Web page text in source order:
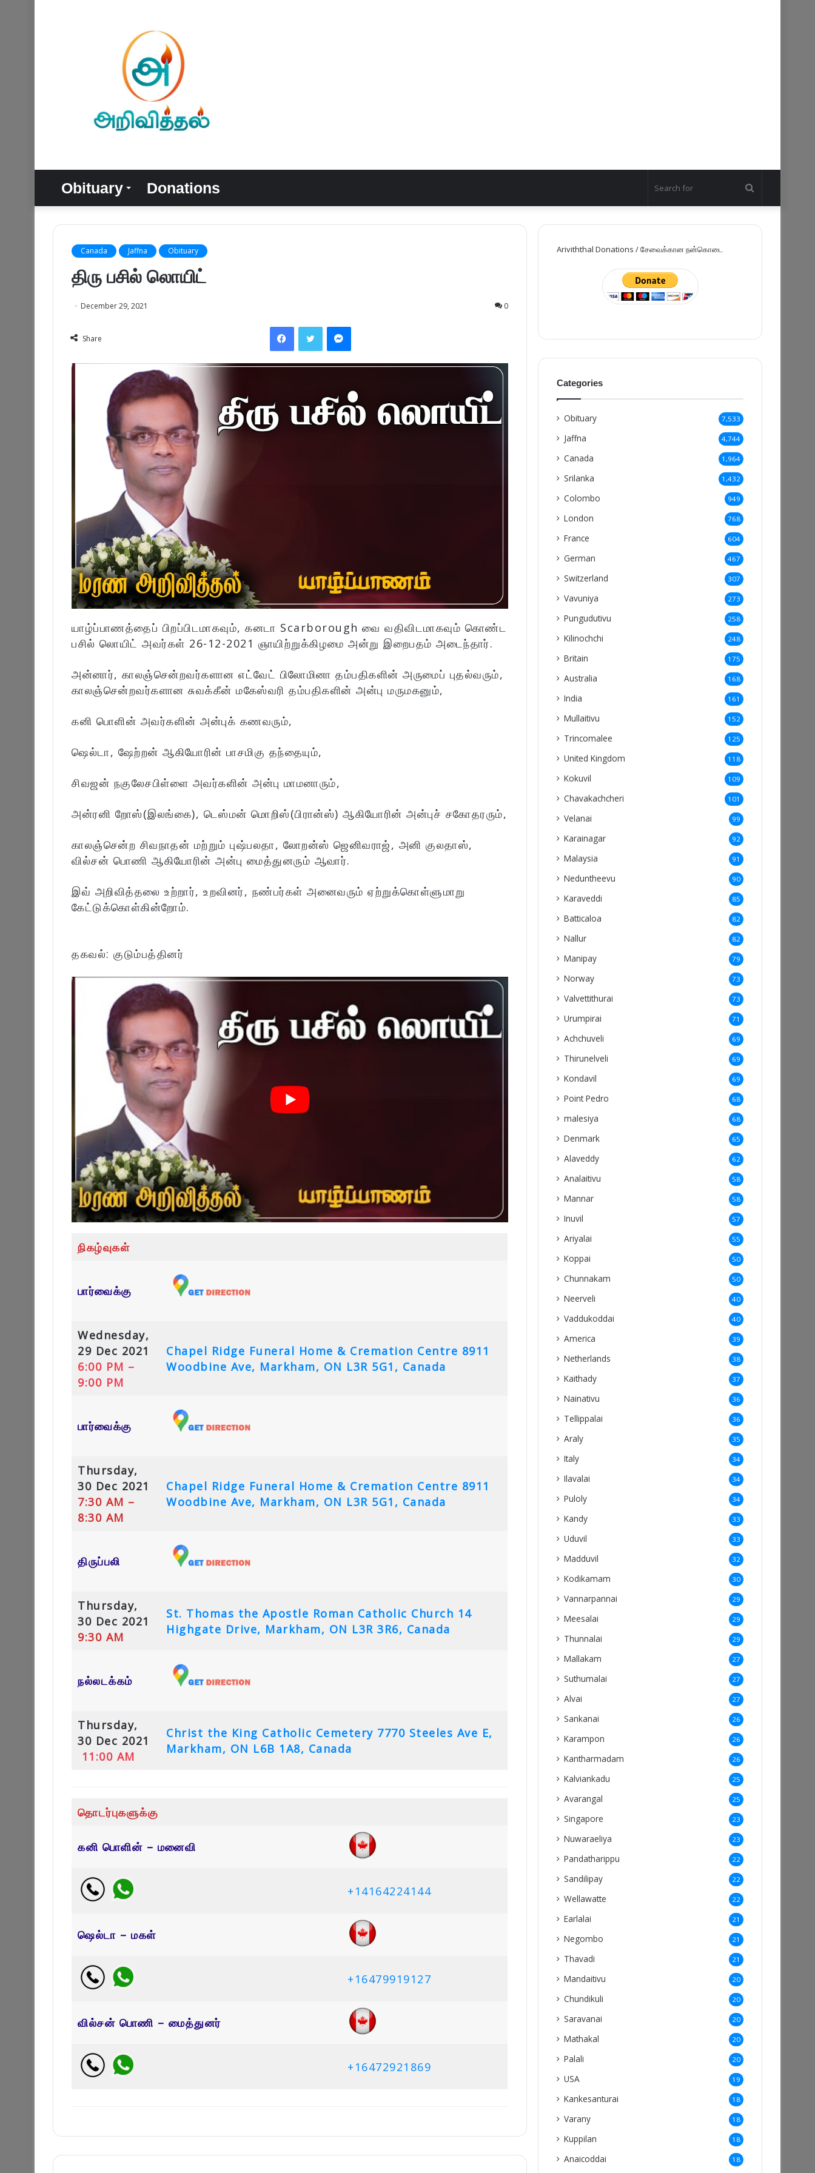
Obituary Donations
for
Canada Jaffna Obituary
திரு பசில் லொயிட்
December 29, 2021 0
Share
FacebookTwitter Messenger
யாழ்ப்பாணத்தைப் பிறப்பிடமாகவும், கனடா Scarborough வை வதிவிடமாகவும் கொண்ட
பசில் லொயிட் அவர்கள் 26-12-2021 ஞாயிற்றுக்கிழமை அன்று இறைபதம் அடைந்தார்.
அன்னார், காலஞ்சென்றவர்களான எட்வேட் பிலோமினா தம்பதிகளின் அருமைப் புதல்வரும்,
காலஞ்சென்றவர்களான சுவக்கீன் மகேஸ்வரி தம்பதிகளின் அன்பு மருமகனும்,
கனி பொளின் அவர்களின் அன்புக் கணவரும்,
ஷெல்டா, ஷேற்றன் ஆகியோரின் பாசமிகு தந்தையும்,
சிவஜன் நகுலேசபிள்ளை அவர்களின் அன்பு மாமனாரும்,
அன்ரனி றோஸ்(இலங்கை), டெஸ்மன் மொறிஸ்(பிரான்ஸ்) ஆகியோரின் அன்புச் சகோதரரும்,
காலஞ்சென்ற சிவநாதன் மற்றும் புஷ்பலதா, லோறன்ஸ் ஜெனிவராஜ், அனி குலதாஸ்,
வில்சன் பொணி ஆகியோரின் அன்பு மைத்துனரும் ஆவார்.
இவ் அறிவித்தலை உற்றார், உறவினர், நண்பர்கள் அனைவரும் ஏற்றுக்கொள்ளுமாறு
கேட்டுக்கொள்கின்றோம்.
தகவல்: குடும்பத்தினர்
நிகழ்வுகள்
பார்வைக்கு
Wednesday,
29 Dec 2021
6:00 PM –
9:00 PM
Chapel Ridge Funeral Home & Cremation Centre 8911
Woodbine Ave, Markham, ON L3R 5G1, Canada
பார்வைக்கு
Thursday,
30 Dec 2021
7:30 AM –
8:30 AM
Chapel Ridge Funeral Home & Cremation Centre 8911
Woodbine Ave, Markham, ON L3R 5G1, Canada
திருப்பலி
Thursday,
30 Dec 2021
9:30 AM
St. Thomas the Apostle Roman Catholic Church 14
Highgate Drive, Markham, ON L3R 3R6, Canada
நல்லடக்கம்
Thursday,
30 Dec 2021
11:00 AM
Christ the King Catholic Cemetery 7770 Steeles Ave E,
Markham, ON L6B 1A8, Canada
தொடர்புகளுக்கு
கனி பொளின் – மனைவி
+14164224144
ஷெல்டா – மகள்
+16479919127
வில்சன் பொணி – மைத்துனர்
+16472921869
Ariviththal Donations / சேவைக்கான நன்கொடை
Categories
Obituary 7,533
Jaffna 4,744
Canada 1,964
Srilanka 1,432
Colombo 949
London 768
France 604
German 467
Switzerland 307
Vavuniya 273
Pungudutivu 258
Kilinochchi 248
Britain 175
Australia 168
India 161
Mullaitivu 152
Trincomalee 125
United Kingdom 118
Kokuvil 109
Chavakachcheri 101
Velanai 99
Karainagar 92
Malaysia 91
Neduntheevu 90
Karaveddi 85
Batticaloa 82
Nallur 82
Manipay 79
Norway 73
Valvettithurai 73
Urumpirai 71
Achchuveli 69
Thirunelveli 69
Kondavil 69
Point Pedro 68
malesiya 68
Denmark 65
Alaveddy 62
Analaitivu 58
Mannar 58
Inuvil 57
Ariyalai 55
Koppai 50
Chunnakam 50
Neerveli 40
Vaddukoddai 40
America 39
Netherlands 38
Kaithady 37
Nainativu 36
Tellippalai 36
Araly 35
Italy 34
Ilavalai 34
Puloly 34
Kandy 33
Uduvil 33
Madduvil 32
Kodikamam 30
Vannarpannai 29
Meesalai 29
Thunnalai 29
Mallakam 27
Suthumalai 27
Alvai 27
Sankanai 26
Karampon 26
Kantharmadam 26
Kalviankadu 25
Avarangal 25
Singapore 23
Nuwaraeliya 23
Pandatharippu 22
Sandilipay 22
Wellawatte 22
Earlalai 21
Negombo 21
Thavadi 21
Mandaitivu 20
Chundikuli 20
Saravanai 20
Mathakal 20
Palali 20
USA 19
Kankesanturai 18
Varany 18
Kuppilan 18
Anaicoddai 18